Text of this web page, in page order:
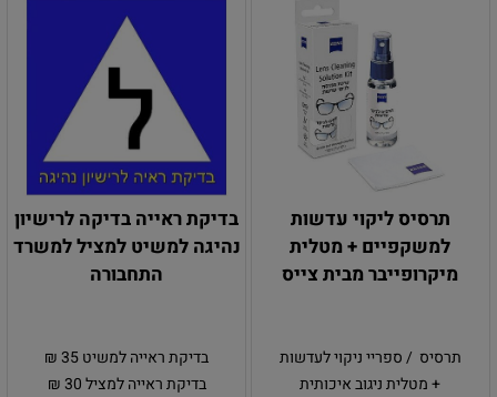
תרסיס ליקוי עדשות
למשקפיים + מטלית
מיקרופייבר מבית צייס
תרסיס / ספריי ניקוי לעדשות
+ מטלית ניגוב איכותית
בדיקת ראייה בדיקה לרישיון
נהיגה למשיט למציל למשרד
התחבורה
בדיקת ראייה למשיט 35 ₪
בדיקת ראייה למציל 30 ₪